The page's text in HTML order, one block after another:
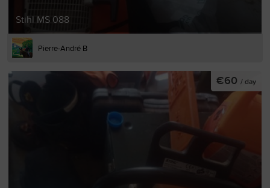
Stihl MS 088
Pierre-André B
€60 / day